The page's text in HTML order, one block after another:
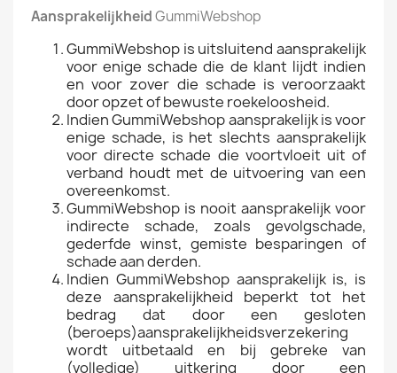
AansprakelijkheidGummiWebshop
GummiWebshop is uitsluitend aansprakelijk
voor enige schade die de klant lijdt indien
en voor zover die schade is veroorzaakt
door opzet of bewuste roekeloosheid.
Indien GummiWebshop aansprakelijk is voor
enige schade, is het slechts aansprakelijk
voor directe schade die voortvloeit uit of
verband houdt met de uitvoering van een
overeenkomst.
GummiWebshop is nooit aansprakelijk voor
indirecte schade, zoals gevolgschade,
gederfde winst, gemiste besparingen of
schade aan derden.
Indien GummiWebshop aansprakelijk is, is
deze aansprakelijkheid beperkt tot het
bedrag dat door een gesloten
(beroeps)aansprakelijkheidsverzekering
wordt uitbetaald en bij gebreke van
(volledige) uitkering door een